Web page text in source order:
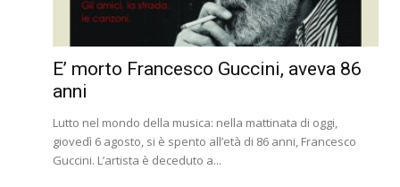
E’ morto Francesco Guccini, aveva 86
anni
Lutto nel mondo della musica: nella mattinata di oggi,
giovedì 6 agosto, si è spento all’età di 86 anni, Francesco
Guccini. L’artista è deceduto a...